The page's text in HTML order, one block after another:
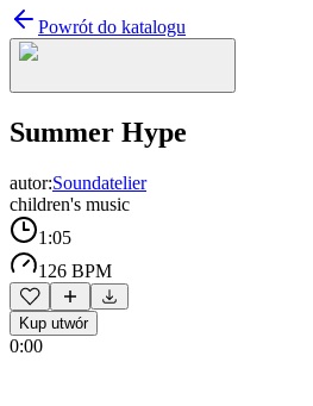
Powrót do katalogu
Summer Hype
autor:Soundatelier
children's music
1:05
126 BPM
Kup utwór
0:00